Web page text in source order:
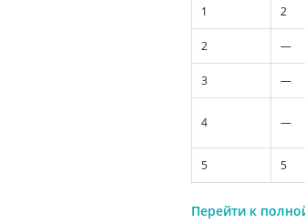
1 2
2 —
3 —
4 —
5 5
Перейти к